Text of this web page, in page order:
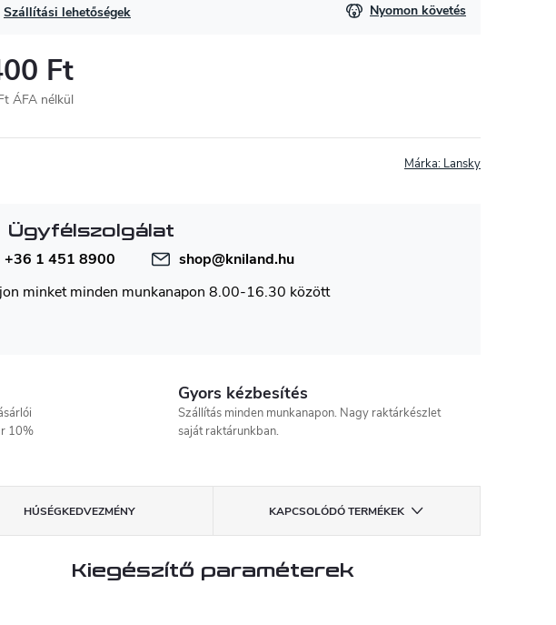
Szállítási lehetőségek Nyomon követés
Ft
ÁFA nélkül
Márka: Lansky
Ügyfélszolgálat
+36 1 451 8900
shop@kniland.hu
minket minden munkanapon 8.00-16.30 között
10%
Gyors kézbesítés
Szállítás minden munkanapon. Nagy raktárkészlet
saját raktárunkban.
HŰSÉGKEDVEZMÉNY KAPCSOLÓDÓ TERMÉKEK
Kiegészítő paraméterek